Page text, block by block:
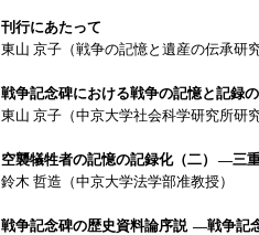
刊行にあたって
東山 京子（戦争の記憶と遺産の伝承研
戦争記念碑における戦争の記憶と記録
東山 京子（中京大学社会科学研究所研究
空襲犠牲者の記憶の記録化（二） ―三
鈴木 哲造（中京大学法学部准教授）
戦争記念碑の歴史資料論序説 ―戦争記